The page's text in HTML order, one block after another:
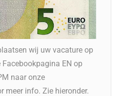
wij uw vacature op
Facebookpagina EN op
naar onze
meer info. Zie hieronder.